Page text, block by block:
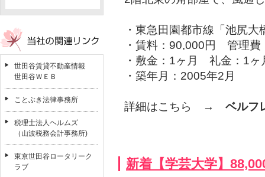
世田谷賃貸不動産情報
世田谷ＷＥＢ
ことぶき法律事務所
税理士法人ヘルムズ
（山波税務会計事務所)
東京世田谷ロータリーク
ラブ
・東急田園都市線「池尻
・賃料：90,000円 管理費
・敷金：1ヶ月 礼金：1ヶ
・築年月：2005年2月
詳細はこちら → ベルフ
新着【学芸大学】